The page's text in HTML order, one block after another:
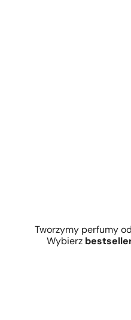
Tworzymy perfumy
Wybierz